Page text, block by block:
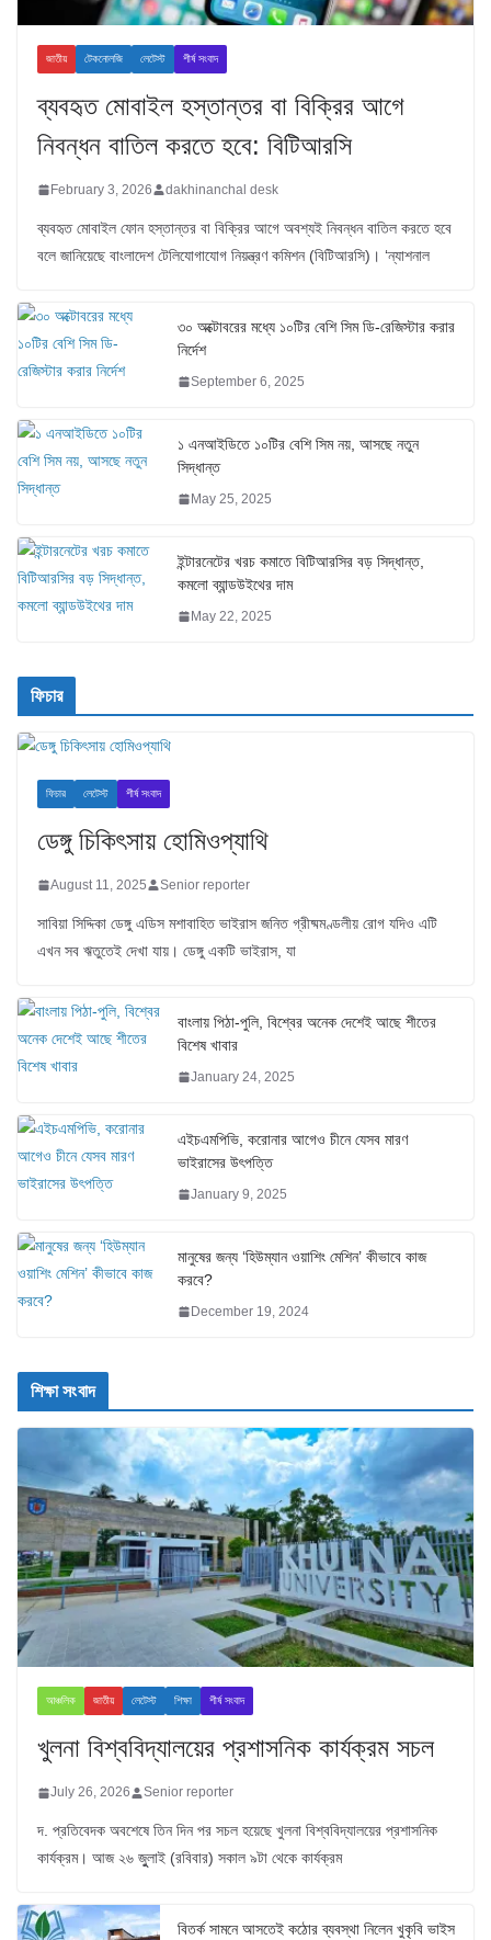
জাতীয় টেকনোলজি লেটেস্ট শীর্ষ সংবাদ
ব্যবহৃত মোবাইল হস্তান্তর বা বিক্রির আগে
নিবন্ধন বাতিল করতে হবে: বিটিআরসি
February 3, 2026 dakhinanchal desk
ব্যবহৃত মোবাইল ফোন হস্তান্তর বা বিক্রির আগে অবশ্যই নিবন্ধন বাতিল করতে হবে
বলে জানিয়েছে বাংলাদেশ টেলিযোগাযোগ নিয়ন্ত্রণ কমিশন (বিটিআরসি)। ‘ন্যাশনাল
৩০ অক্টোবরের মধ্যে ১০টির বেশি সিম ডি-রেজিস্টার করার
নির্দেশ
September 6, 2025
১ এনআইডিতে ১০টির বেশি সিম নয়, আসছে নতুন
সিদ্ধান্ত
May 25, 2025
ইন্টারনেটের খরচ কমাতে বিটিআরসির বড় সিদ্ধান্ত,
কমলো ব্যান্ডউইথের দাম
May 22, 2025
ফিচার
ফিচার লেটেস্ট শীর্ষ সংবাদ
ডেঙ্গু চিকিৎসায় হোমিওপ্যাথি
August 11, 2025 Senior reporter
সাবিয়া সিদ্দিকা ডেঙ্গু এডিস মশাবাহিত ভাইরাস জনিত গ্রীষ্মমণ্ডলীয় রোগ যদিও এটি
এখন সব ঋতুতেই দেখা যায়। ডেঙ্গু একটি ভাইরাস, যা
বাংলায় পিঠা-পুলি, বিশ্বের অনেক দেশেই আছে শীতের
বিশেষ খাবার
January 24, 2025
এইচএমপিভি, করোনার আগেও চীনে যেসব মারণ
ভাইরাসের উৎপত্তি
January 9, 2025
মানুষের জন্য ‘হিউম্যান ওয়াশিং মেশিন’ কীভাবে কাজ
করবে?
December 19, 2024
শিক্ষা সংবাদ
আঞ্চলিক জাতীয় লেটেস্ট শিক্ষা শীর্ষ সংবাদ
খুলনা বিশ্ববিদ্যালয়ের প্রশাসনিক কার্যক্রম সচল
July 26, 2026 Senior reporter
দ. প্রতিবেদক অবশেষে তিন দিন পর সচল হয়েছে খুলনা বিশ্ববিদ্যালয়ের প্রশাসনিক
কার্যক্রম। আজ ২৬ জুুলাই (রবিবার) সকাল ৯টা থেকে কার্যক্রম
বিতর্ক সামনে আসতেই কঠোর ব্যবস্থা নিলেন খুকৃবি ভাইস